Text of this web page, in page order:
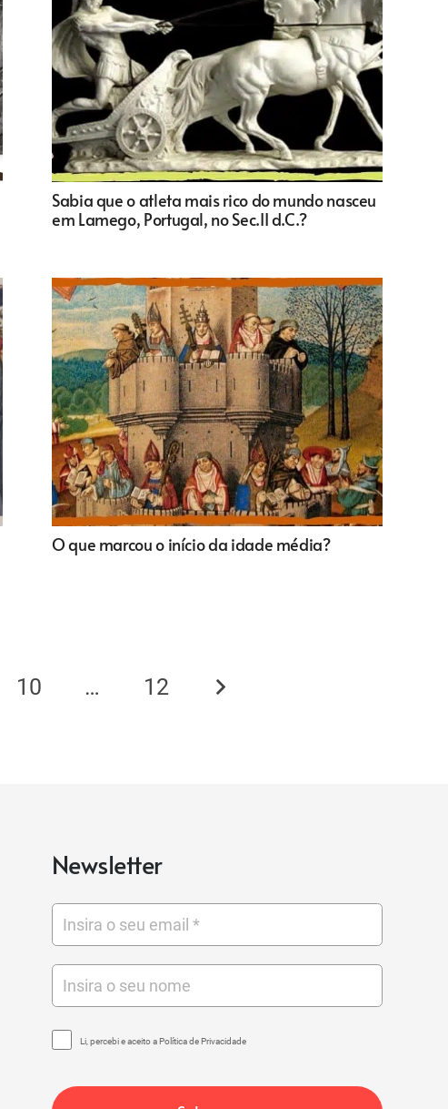
Sabia que o atleta mais rico do mundo nasceu
em Lamego, Portugal, no Sec.II d.C.?
O que marcou o início da idade média?
10 … 12
Newsletter
Li, percebi e aceito a Política de Privacidade